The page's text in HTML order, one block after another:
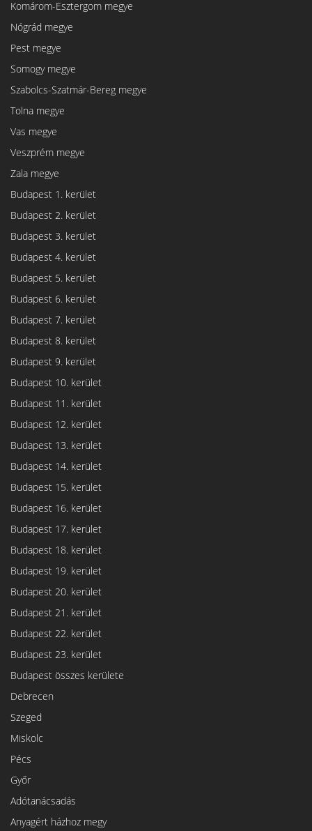
Komárom-Esztergom megye
Nógrád megye
Pest megye
Somogy megye
Szabolcs-Szatmár-Bereg megye
Tolna megye
Vas megye
Veszprém megye
Zala megye
Budapest 1. kerület
Budapest 2. kerület
Budapest 3. kerület
Budapest 4. kerület
Budapest 5. kerület
Budapest 6. kerület
Budapest 7. kerület
Budapest 8. kerület
Budapest 9. kerület
Budapest 10. kerület
Budapest 11. kerület
Budapest 12. kerület
Budapest 13. kerület
Budapest 14. kerület
Budapest 15. kerület
Budapest 16. kerület
Budapest 17. kerület
Budapest 18. kerület
Budapest 19. kerület
Budapest 20. kerület
Budapest 21. kerület
Budapest 22. kerület
Budapest 23. kerület
Budapest összes kerülete
Debrecen
Szeged
Miskolc
Pécs
Győr
Adótanácsadás
Anyagért házhoz megy